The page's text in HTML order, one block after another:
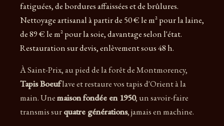
fatiguées, de bordures affaissées et de brûlures.
Nettoyage artisanal à partir de 50 € le m² pour la laine,
de 89 € le m² pour la soie, davantage selon l'état.
Restauration sur devis, enlèvement sous 48 h.
À Saint-Prix, au pied de la forêt de Montmorency,
Tapis Boeuflave et restaure vos tapis d'Orient à la
main. Unemaison fondée en 1950, un savoir-faire
transmis surquatre générations, jamais en machine.